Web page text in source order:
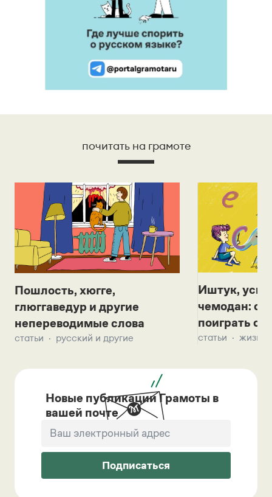
почитать на грамоте
Пошлость, хюгге,
глюггаведур и другие
непереводимые слова
статьи русский и другие
Иштук,
чемодан:
поиграть с
статьи жизнь
Новые публикации Грамоты в
вашей почте
Подписаться